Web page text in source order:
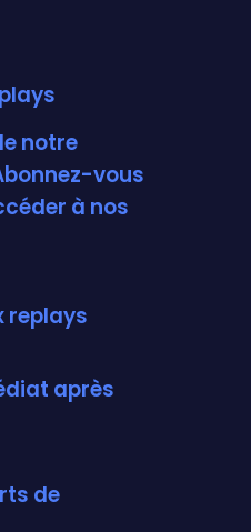
notre
vous
à nos
replays
après
de